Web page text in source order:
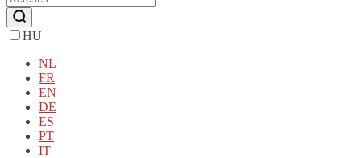
HU
NL
FR
EN
DE
ES
PT
IT